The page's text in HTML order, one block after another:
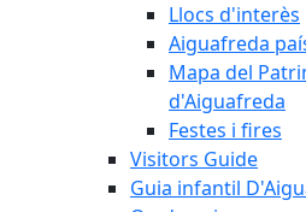
Llocs d'interès
Aiguafreda
Mapa del
d'Aiguafreda
Festes i fires
Visitors Guide
Guia infantil